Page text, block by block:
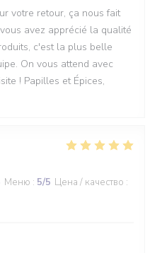
votre retour, ça nous fait
avez apprécié la qualité
c'est la plus belle
On vous attend avec
! Papilles et Épices,
Меню : 5/5 Цена / качество :